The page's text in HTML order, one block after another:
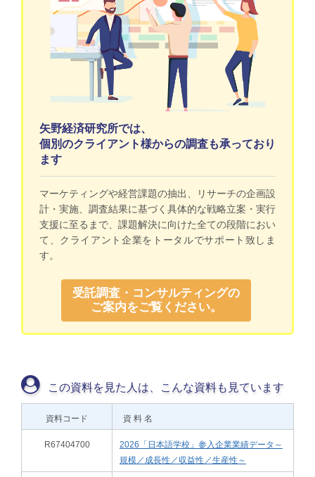
矢野経済研究所では、
個別のクライアント様からの調査も承っており
ます
マーケティングや経営課題の抽出、リサーチの企画設
計・実施、調査結果に基づく具体的な戦略立案・実行
支援に至るまで、課題解決に向けた全ての段階におい
て、クライアント企業をトータルでサポート致しま
す。
受託調査・コンサルティングの
ご案内をご覧ください。
この資料を見た人は、こんな資料も見ています
資料コード 資 料 名
R67404700
2026「日本語学校」参入企業業績データ～
規模／成長性／収益性／生産性～